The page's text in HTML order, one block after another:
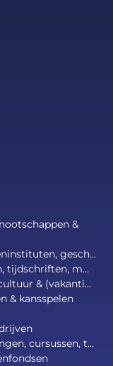
&
gesch...
tijdschriften, m...
& (vakanti...
& kansspelen
cursussen, t...